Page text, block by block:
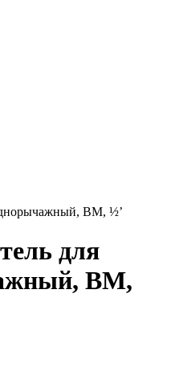
ВМ, ½’
для
ВМ,